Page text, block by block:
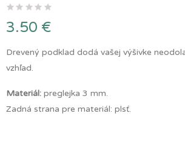
drevo
Podložka na
3.50 €
Drevený podklad dodá vašej výšivke
vzhľad.
Materiál: preglejka 3 mm.
Zadná strana pre materiál: plsť.